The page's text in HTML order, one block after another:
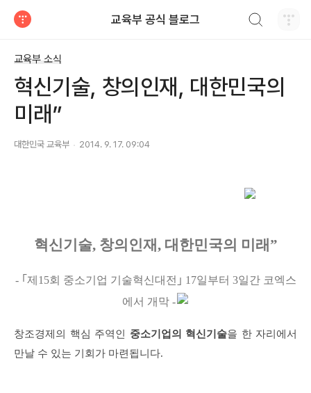
교육부 공식 블로그
교육부 소식
혁신기술, 창의인재, 대한민국의
미래”
대한민국 교육부 2014. 9. 17. 09:04
혁신기술, 창의인재, 대한민국의 미래”
- ｢제15회 중소기업 기술혁신대전｣ 17일부터 3일간 코엑스
에서 개막 -
창조경제의 핵심 주역인 중소기업의 혁신기술을 한 자리에서
만날 수 있는 기회가 마련됩니다.